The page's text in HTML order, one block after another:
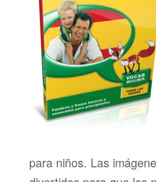
para niños. Las